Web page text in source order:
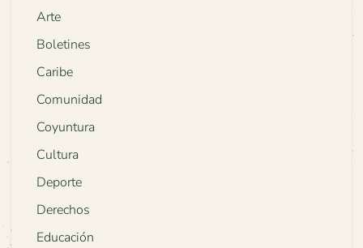
Arte
Boletines
Caribe
Comunidad
Coyuntura
Cultura
Deporte
Derechos
Educación